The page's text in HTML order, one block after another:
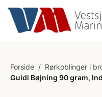
Forside / Rørkoblinger i
Guidi Bøjning 90 gram,